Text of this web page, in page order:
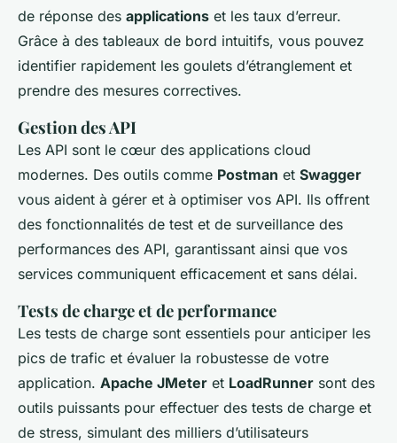
de réponse des applications et les taux d’erreur.
Grâce à des tableaux de bord intuitifs, vous pouvez
identifier rapidement les goulets d’étranglement et
prendre des mesures correctives.
Gestion des API
Les API sont le cœur des applications cloud
modernes. Des outils comme Postman et Swagger
vous aident à gérer et à optimiser vos API. Ils offrent
des fonctionnalités de test et de surveillance des
performances des API, garantissant ainsi que vos
services communiquent efficacement et sans délai.
Tests de charge et de performance
Les tests de charge sont essentiels pour anticiper les
pics de trafic et évaluer la robustesse de votre
application. Apache JMeter et LoadRunner sont des
outils puissants pour effectuer des tests de charge et
de stress, simulant des milliers d’utilisateurs